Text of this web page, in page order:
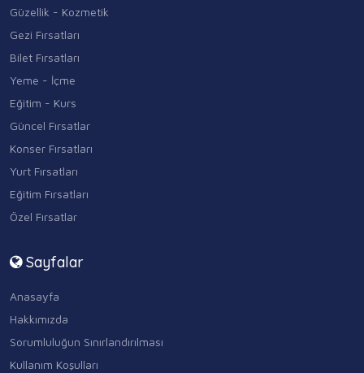
Güzellik - Kozmetik
Gezi Fırsatları
Bilet Fırsatları
Yeme - İçme
Eğitim - Kurs
Güncel Fırsatlar
Konser Fırsatları
Yurt Fırsatları
Eğitim Fırsatları
Özel Fırsatlar
Sayfalar
Anasayfa
Hakkımızda
Sorumluluğun Sınırlandırılması
Kullanım Koşulları